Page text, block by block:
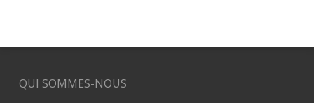
QUI SOMMES-NOUS